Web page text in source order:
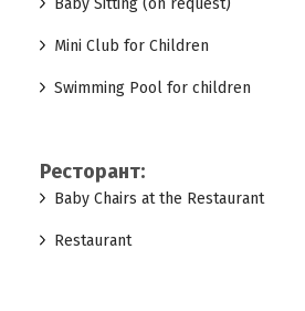
Baby Sitting (on request)
Mini Club for Children
Swimming Pool for children
Ресторант:
Baby Chairs at the Restaurant
Restaurant